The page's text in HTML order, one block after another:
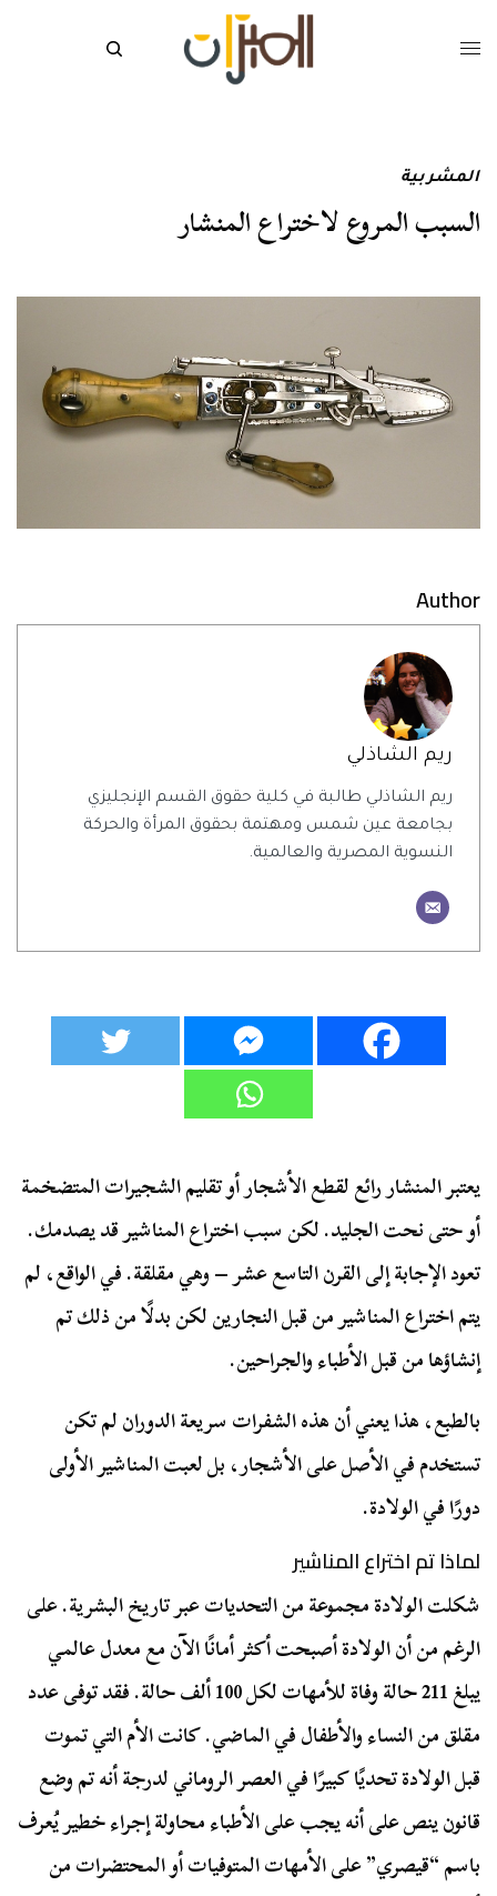
المشربية
السبب المروع لاختراع المنشار
Author
ريم الشاذلي
ريم الشاذلي طالبة في كلية حقوق القسم الإنجليزي
بجامعة عين شمس ومهتمة بحقوق المرأة والحركة
النسوية المصرية والعالمية.
يعتبر المنشار رائع لقطع الأشجار أو تقليم الشجيرات المتضخمة
أو حتى نحت الجليد. لكن سبب اختراع المناشير قد يصدمك.
تعود الإجابة إلى القرن التاسع عشر – وهي مقلقة. في الواقع، لم
يتم اختراع المناشير من قبل النجارين لكن بدلًا من ذلك تم
إنشاؤها من قبل الأطباء والجراحين.
بالطبع، هذا يعني أن هذه الشفرات سريعة الدوران لم تكن
تستخدم في الأصل على الأشجار، بل لعبت المناشير الأولى
دورًا في الولادة.
لماذا تم اختراع المناشير
شكلت الولادة مجموعة من التحديات عبر تاريخ البشرية. على
الرغم من أن الولادة أصبحت أكثر أمانًا الآن مع معدل عالمي
يبلغ 211 حالة وفاة للأمهات لكل 100 ألف حالة. فقد توفى عدد
مقلق من النساء والأطفال في الماضي. كانت الأم التي تموت
قبل الولادة تحديًا كبيرًا في العصر الروماني لدرجة أنه تم وضع
قانون ينص على أنه يجب على الأطباء محاولة إجراء خطير يُعرف
باسم “قيصري” على الأمهات المتوفيات أو المحتضرات من